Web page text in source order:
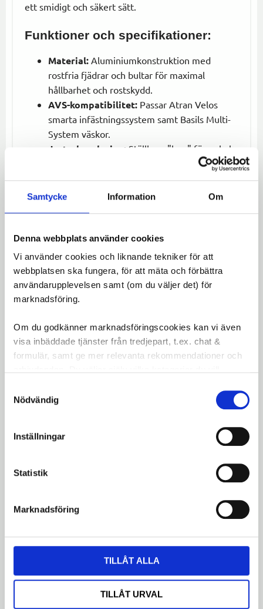
Samtycke Information Om
Denna webbplats använder cookies
Vi använder cookies och liknande tekniker för att
webbplatsen ska fungera, för att mäta och förbättra
användarupplevelsen samt (om du väljer det) för
marknadsföring.
Om du godkänner marknadsföringscookies kan vi även
visa inbäddade tjänster från tredjepart, t.ex. chat &
formulär, samt ge mer relevanta rekommendationer och
Nödvändig
Inställningar
Statistik
Marknadsföring
TILLÅT ALLA
TILLÅT URVAL
ett smidigt och säkert sätt.
Funktioner och specifikationer:
Material: Aluminiumkonstruktion med
rostfria fjädrar och bultar för maximal
hållbarhet och rostskydd.
AVS-kompatibilitet: Passar Atran Velos
smarta infästningssystem samt Basils Multi-
System väskor.
Justerbar design: Ställbara "ben" för enkel
montering på cyklar med hjulstorlek 24-28".
Maximal lastkapacitet:Klarar upp till 10 kg,
perfekt för pendling och längre cykelturer.
Med AVS Tour 24-28" får du en pålitlig och flexibel
pakethållare som underlättar dina transporter och
erbjuder en sömlös lösning för väskor och korgar.
Idealisk för både vardagscykling och äventyr!
Dela med dig
Facebook
TwitterLinkedIn
Du
Bli den första att lämna ett omdöme.
LIKNANDE PRODUKTER